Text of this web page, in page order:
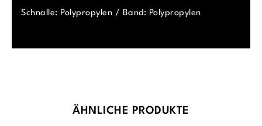
Schnalle: Polypropylen / Band: Polypropylen
Produktgalerie überspringen
ÄHNLICHE PRODUKTE